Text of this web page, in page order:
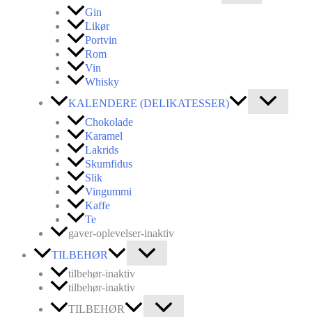
Gin
Likør
Portvin
Rom
Vin
Whisky
KALENDERE (DELIKATESSER)
Chokolade
Karamel
Lakrids
Skumfidus
Slik
Vingummi
Kaffe
Te
gaver-oplevelser-inaktiv
TILBEHØR
tilbehør-inaktiv
tilbehør-inaktiv
TILBEHØR